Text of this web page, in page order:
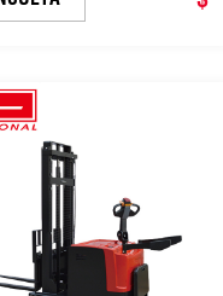
apiladora de